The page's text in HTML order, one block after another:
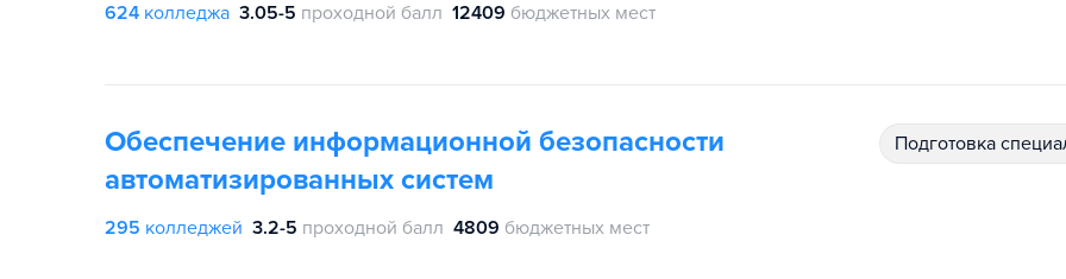
624 колледжа 3.05-5 проходной балл 12409 бюджетных мест
Обеспечение информационной безопасности
автоматизированных систем
подготовка
295 колледжей 3.2-5 проходной балл 4809 бюджетных мест